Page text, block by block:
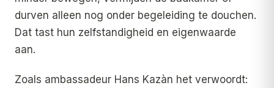
durven alleen nog onder begeleiding te douchen.
Dat tast hun zelfstandigheid en eigenwaarde
aan.
Zoals ambassadeur Hans Kazàn het verwoordt: